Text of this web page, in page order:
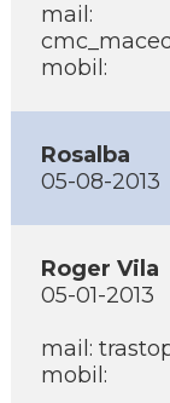
mail:
mobil:
Rosalba
05-08-2013
Roger Vila
05-01-2013
mail:
mobil: